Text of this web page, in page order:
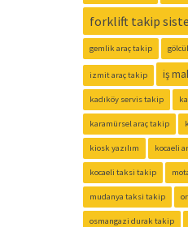
forklift takip
gemlik araç takip
izmit araç takip iş
kadıköy servis takip
karamürsel araç takip
kiosk yazılım kocaeli
kocaeli taksi takip
mudanya taksi takip
osmangazi durak takip